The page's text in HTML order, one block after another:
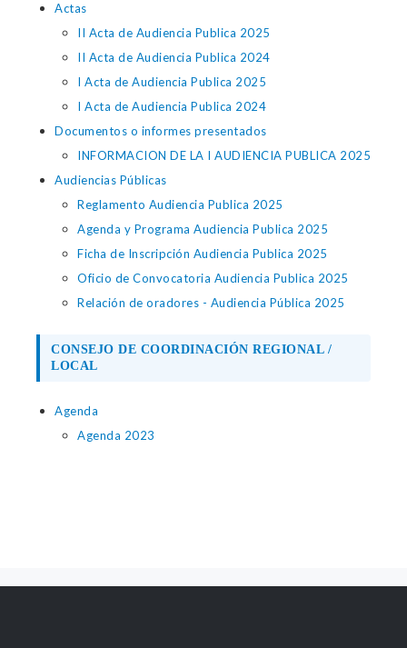
Actas
II Acta de Audiencia Publica 2025
II Acta de Audiencia Publica 2024
I Acta de Audiencia Publica 2025
I Acta de Audiencia Publica 2024
Documentos o informes presentados
INFORMACION DE LA I AUDIENCIA PUBLICA 2025
Audiencias Públicas
Reglamento Audiencia Publica 2025
Agenda y Programa Audiencia Publica 2025
Ficha de Inscripción Audiencia Publica 2025
Oficio de Convocatoria Audiencia Publica 2025
Relación de oradores - Audiencia Pública 2025
CONSEJO DE COORDINACIÓN REGIONAL /
LOCAL
Agenda
Agenda 2023